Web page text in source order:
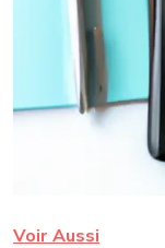
Voir Aussi